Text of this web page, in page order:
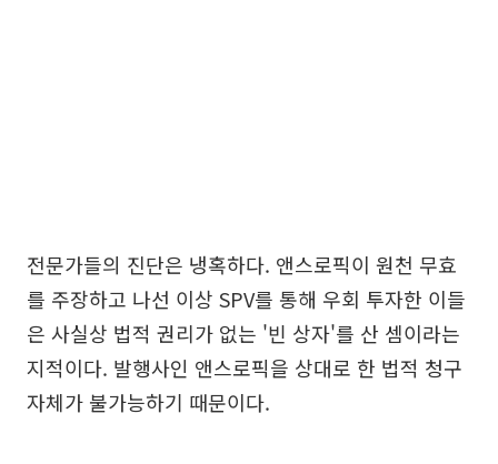
전문가들의 진단은 냉혹하다. 앤스로픽이 원천 무효
를 주장하고 나선 이상 SPV를 통해 우회 투자한 이들
은 사실상 법적 권리가 없는 '빈 상자'를 산 셈이라는
지적이다. 발행사인 앤스로픽을 상대로 한 법적 청구
자체가 불가능하기 때문이다.